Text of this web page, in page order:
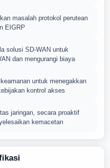
masalah protokol perutean
EIGRP
solusi SD-WAN untuk
dan mengurangi biaya
untuk menegakkan
kontrol akses
jaringan, secara proaktif
kemacetan